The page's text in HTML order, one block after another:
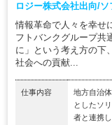
ロジー株式会社出向/
情報革命で人々を幸せ
フトバンクグループ共
に」という考え方の下
社会への貢献...
仕事内容
地方自治
としたソ
者と連携